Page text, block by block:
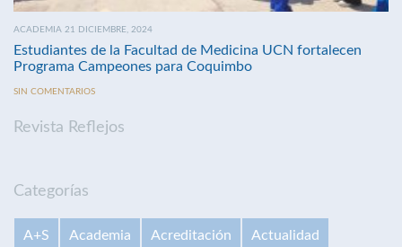
ACADEMIA 21 DICIEMBRE, 2024
Estudiantes de la Facultad de Medicina UCN fortalecen
Programa Campeones para Coquimbo
SIN COMENTARIOS
Revista Reflejos
Categorías
A+S Academia Acreditación Actualidad